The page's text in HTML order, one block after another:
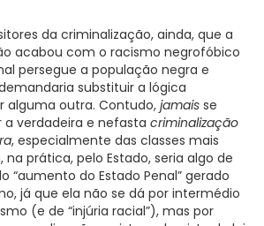
da criminalização, ainda, que a
acabou com o racismo negrofóbico
persegue a população negra e
substituir a lógica
alguma outra. Contudo,jamais se
a verdadeira e nefasta criminalização
, especialmente das classes mais
na prática, pelo Estado, seria algo de
“aumento do Estado Penal” gerado
já que ela não se dá por intermédio
(e de “injúria racial”), mas por